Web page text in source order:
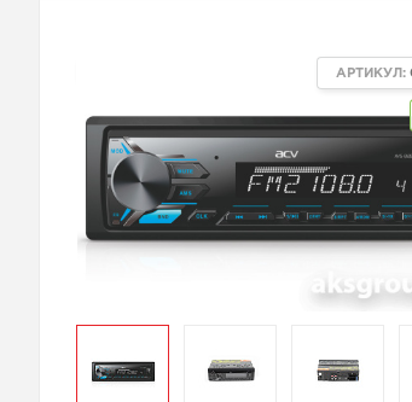
АРТИКУЛ: